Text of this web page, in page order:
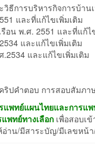
การบริหารกิจการบ้าน
และที่แก้ไขเพิ่มเติม
น พ.ศ. 2551 และที่แก้ไ
และแก้ไขเพิ่มเติม
และแก้ไขเพิ่มเติม
ริปคำตอบ การสอบสัมภ
พทย์แผนไทยและการแพ
พทย์ทางเลือก เพื่อสอบเ
าน/มีสาระบัญ/มีเลขหน้